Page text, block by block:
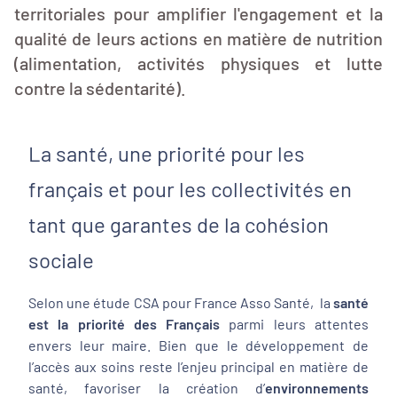
territoriales pour amplifier l'engagement et la
qualité de leurs actions en matière de nutrition
(alimentation, activités physiques et lutte
contre la sédentarité).
La santé, une priorité pour les
français et pour les collectivités en
tant que garantes de la cohésion
sociale
Selon une étude CSA pour France Asso Santé, la santé
est la priorité des Français parmi leurs attentes
envers leur maire. Bien que le développement de
l’accès aux soins reste l’enjeu principal en matière de
santé, favoriser la création d’environnements